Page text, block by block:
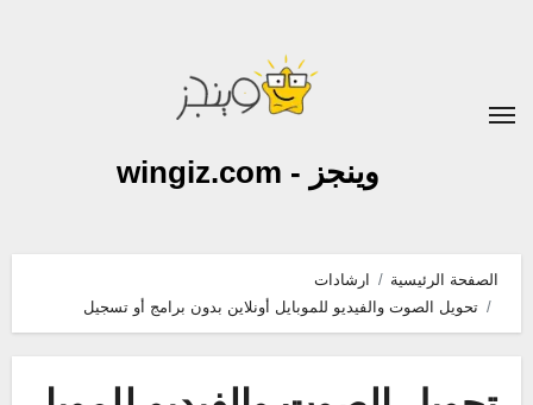
وينجز - wingiz.com
الصفحة الرئيسية
ارشادات
تحويل الصوت والفيديو للموبايل أونلاين بدون برامج أو تسجيل